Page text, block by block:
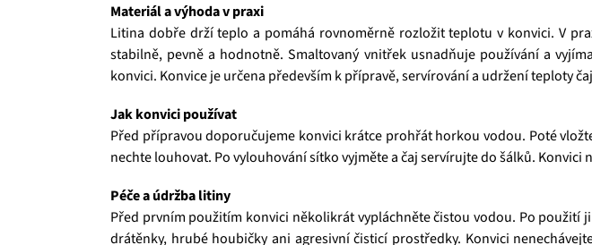
Materiál a výhoda v praxi
Litina dobře drží teplo a pomáhá rovnoměrně rozložit teplotu v konvici. V
stabilně, pevně a hodnotně. Smaltovaný vnitřek usnadňuje používání a
konvici. Konvice je určena především k přípravě, servírování a udržení teploty
Jak konvici používat
Před přípravou doporučujeme konvici krátce prohřát horkou vodou. Poté
nechte louhovat. Po vylouhování sítko vyjměte a čaj servírujte do šálků.
Péče a údržba litiny
Před prvním použitím konvici několikrát vypláchněte čistou vodou. Po
drátěnky, hrubé houbičky ani agresivní čisticí prostředky. Konvici